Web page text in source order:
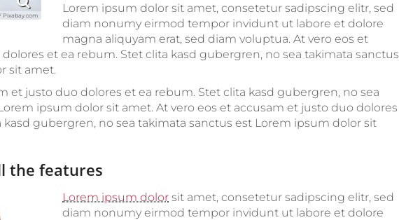
Pixabay.com
Lorem ipsum dolor sit amet, consetetur sadipscing elitr, sed
diam nonumy eirmod tempor invidunt ut labore et dolore
magna aliquyam erat, sed diam voluptua. At vero eos et
et ea rebum. Stet clita kasd gubergren, no sea takimata sanctus
sit amet.
et justo duo dolores et ea rebum. Stet clita kasd gubergren, no sea
ipsum dolor sit amet. At vero eos et accusam et justo duo dolores
kasd gubergren, no sea takimata sanctus est Lorem ipsum dolor sit
the features
Lorem ipsum dolor sit amet, consetetur sadipscing elitr, sed
diam nonumy eirmod tempor invidunt ut labore et dolore